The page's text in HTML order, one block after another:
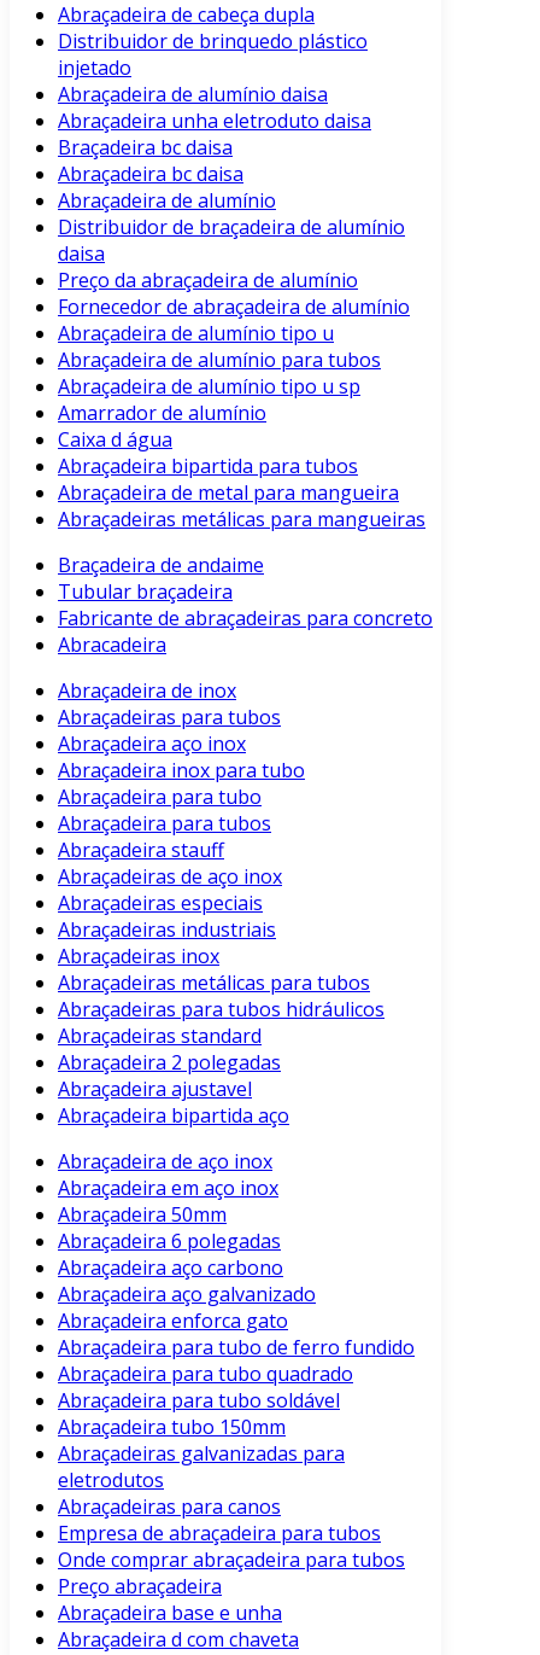
Abraçadeira de cabeça dupla
Distribuidor de brinquedo plástico
injetado
Abraçadeira de alumínio daisa
Abraçadeira unha eletroduto daisa
Braçadeira bc daisa
Abraçadeira bc daisa
Abraçadeira de alumínio
Distribuidor de braçadeira de alumínio
daisa
Preço da abraçadeira de alumínio
Fornecedor de abraçadeira de alumínio
Abraçadeira de alumínio tipo u
Abraçadeira de alumínio para tubos
Abraçadeira de alumínio tipo u sp
Amarrador de alumínio
Caixa d água
Abraçadeira bipartida para tubos
Abraçadeira de metal para mangueira
Abraçadeiras metálicas para mangueiras
Braçadeira de andaime
Tubular braçadeira
Fabricante de abraçadeiras para concreto
Abracadeira
Abraçadeira de inox
Abraçadeiras para tubos
Abraçadeira aço inox
Abraçadeira inox para tubo
Abraçadeira para tubo
Abraçadeira para tubos
Abraçadeira stauff
Abraçadeiras de aço inox
Abraçadeiras especiais
Abraçadeiras industriais
Abraçadeiras inox
Abraçadeiras metálicas para tubos
Abraçadeiras para tubos hidráulicos
Abraçadeiras standard
Abraçadeira 2 polegadas
Abraçadeira ajustavel
Abraçadeira bipartida aço
Abraçadeira de aço inox
Abraçadeira em aço inox
Abraçadeira 50mm
Abraçadeira 6 polegadas
Abraçadeira aço carbono
Abraçadeira aço galvanizado
Abraçadeira enforca gato
Abraçadeira para tubo de ferro fundido
Abraçadeira para tubo quadrado
Abraçadeira para tubo soldável
Abraçadeira tubo 150mm
Abraçadeiras galvanizadas para
eletrodutos
Abraçadeiras para canos
Empresa de abraçadeira para tubos
Onde comprar abraçadeira para tubos
Preço abraçadeira
Abraçadeira base e unha
Abraçadeira d com chaveta